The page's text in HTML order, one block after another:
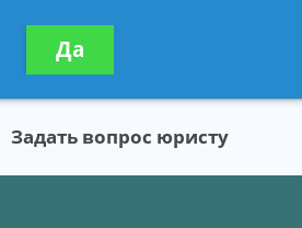
консультацию
бесплатно
Задать вопрос юристу
Да